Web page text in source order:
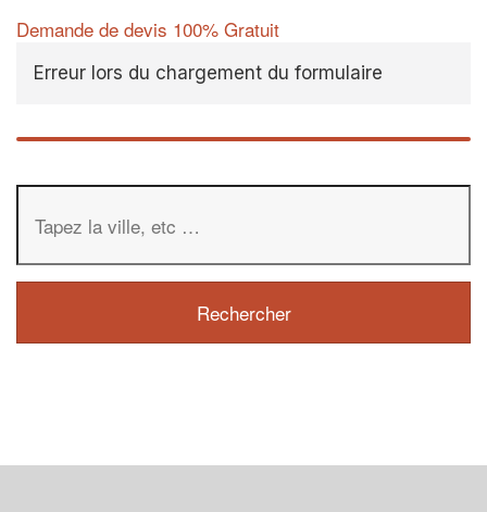
Demande de devis 100% Gratuit
Erreur lors du chargement du formulaire